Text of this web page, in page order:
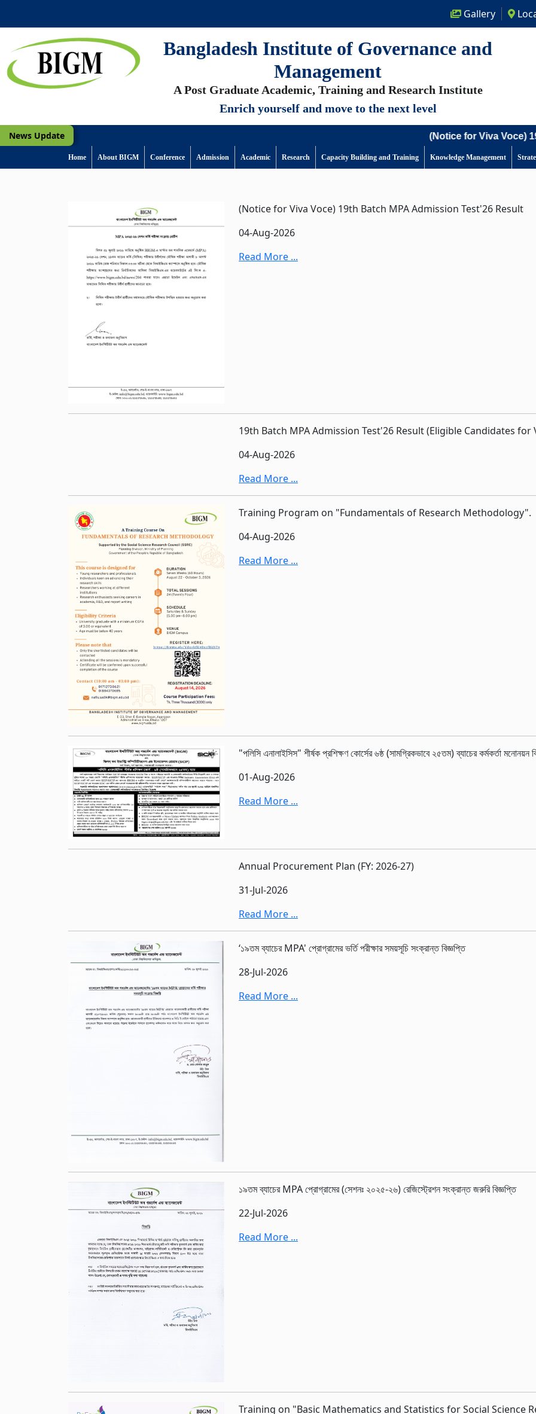
Gallery
Bangladesh Institute of Governance and
Management
A Post Graduate Academic, Training and Research Institute
Enrich yourself and move to the next level
News Update (Notice for Viva Voce) 19th Batch
Home About BIGM Conference Admission Academic Research Capacity Building and Training Knowledge Management
(Notice for Viva Voce) 19th Batch MPA Admission Test'26 Result
04-Aug-2026
Read More ...
19th Batch MPA Admission Test'26 Result (Eligible Candidates for
04-Aug-2026
Read More ...
Training Program on "Fundamentals of Research Methodology".
04-Aug-2026
Read More ...
"পলিসি এনালাইসিস" শীর্ষক প্রশিক্ষণ কোর্সের ৬ষ্ঠ (সামগ্রিকভাবে ২৫তম) ব্যাচের কর্মকর্তা মনোনয়ন
01-Aug-2026
Read More ...
Annual Procurement Plan (FY: 2026-27)
31-Jul-2026
Read More ...
‘১৯তম ব্যাচের MPA' প্রোগ্রামের ভর্তি পরীক্ষার সময়সূচি সংক্রান্ত বিজ্ঞপ্তি
28-Jul-2026
Read More ...
১৯তম ব্যাচের MPA প্রোগ্রামের (সেশনঃ ২০২৫-২৬) রেজিস্ট্রেশন সংক্রান্ত জরুরি বিজ্ঞপ্তি
22-Jul-2026
Read More ...
Training on "Basic Mathematics and Statistics for Social Science